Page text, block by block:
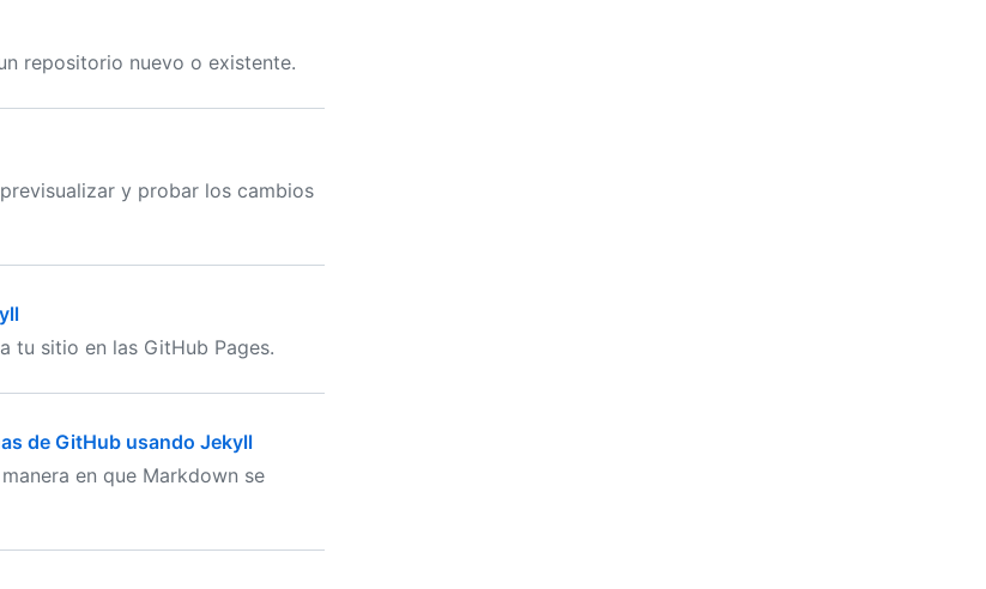
repositorio nuevo o existente.
y probar los cambios
tu sitio en las GitHub Pages.
de GitHub usando Jekyll
en que Markdown se